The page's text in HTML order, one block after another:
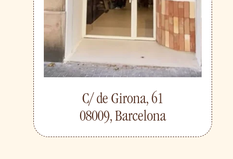
C/ de Girona, 61
08009, Barcelona